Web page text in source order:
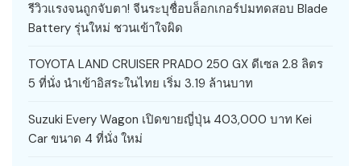
รีวิวแรงจนถูกจับตา! จีนระบุชื่อบล็อกเกอร์ปมทดสอบ Blade
Battery รุ่นใหม่ ชวนเข้าใจผิด
TOYOTA LAND CRUISER PRADO 250 GX ดีเซล 2.8 ลิตร
5 ที่นั่ง นำเข้าอิสระในไทย เริ่ม 3.19 ล้านบาท
Suzuki Every Wagon เปิดขายญี่ปุ่น 403,000 บาท Kei
Car ขนาด 4 ที่นั่ง ใหม่